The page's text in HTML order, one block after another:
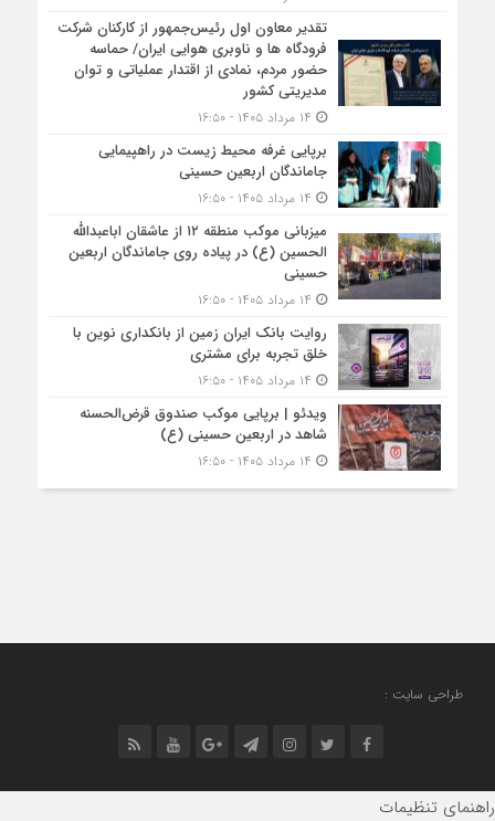
تقدیر معاون اول رئیس‌جمهور از کارکنان شرکت
فرودگاه ها و ناوبری هوایی ایران/ حماسه
حضور مردم، نمادی از اقتدار عملیاتی و توان
مدیریتی کشور
برپایی غرفه محیط زیست در راهپیمایی
جاماندگان اربعین حسینی
میزبانی موکب منطقه ۱۲ از عاشقان اباعبدالله
الحسین (ع) در پیاده روی جاماندگان اربعین
حسینی
روایت بانک ایران زمین از بانکداری نوین با
خلق تجربه برای مشتری
ویدئو | برپایی موکب صندوق قرض‌الحسنه
شاهد در اربعین حسینی (ع)
طراحی سایت :
راهنمای تنظیمات